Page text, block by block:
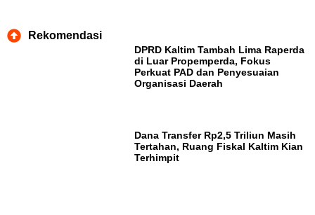
Rekomendasi
DPRD Kaltim Tambah Lima Raperda
di Luar Propemperda, Fokus
Perkuat PAD dan Penyesuaian
Organisasi Daerah
Dana Transfer Rp2,5 Triliun Masih
Tertahan, Ruang Fiskal Kaltim Kian
Terhimpit